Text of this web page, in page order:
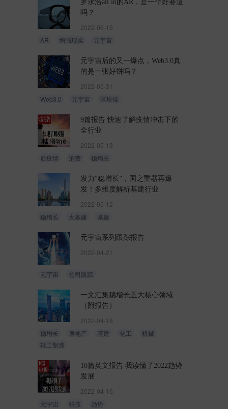
罗永浩all in的AR，是一个好赛道
吗？
2022-06-16
AR
增强现实 元宇宙
元宇宙后的又一爆点，Web3.0真
的是一张好饼吗？
2022-05-31
Web3.0
元宇宙 区块链
9篇报告 快速了解疫情冲击下的
全行业
2022-05-13
后疫情
消费 稳增长
发力“稳增长”，国之重器再爆
发！多维度解析基建行业
2022-05-12
稳增长
大基建 基建
元宇宙系列跟踪报告
2022-04-21
元宇宙 公司跟踪
一文汇集稳增长五大核心领域
（附报告）
2022-04-18
稳增长
房地产 基建 化工
机械
轻工制造
10篇英文报告 我读懂了2022趋势
发展
2022-04-16
元宇宙
科技 趋势